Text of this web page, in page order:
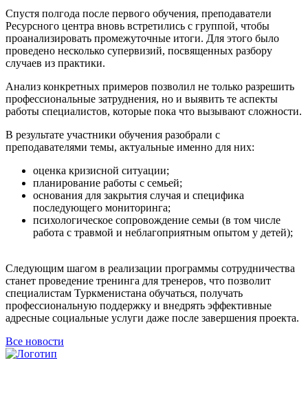
Спустя полгода после первого обучения, преподаватели
Ресурсного центра вновь встретились с группой, чтобы
проанализировать промежуточные итоги. Для этого было
проведено несколько супервизий, посвященных разбору
случаев из практики.
Анализ конкретных примеров позволил не только разрешить
профессиональные затруднения, но и выявить те аспекты
работы специалистов, которые пока что вызывают сложности.
В результате участники обучения разобрали с
преподавателями темы, актуальные именно для них:
оценка кризисной ситуации;
планирование работы с семьей;
основания для закрытия случая и специфика
последующего мониторинга;
психологическое сопровождение семьи (в том числе
работа с травмой и неблагоприятным опытом у детей);
Следующим шагом в реализации программы сотрудничества
станет проведение тренинга для тренеров, что позволит
специалистам Туркменистана обучаться, получать
профессиональную поддержку и внедрять эффективные
адресные социальные услуги даже после завершения проекта.
Все новости